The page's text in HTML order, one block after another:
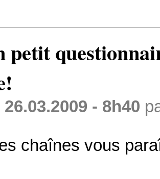
petit
26.03.2009 - 8h40
chaînes vous